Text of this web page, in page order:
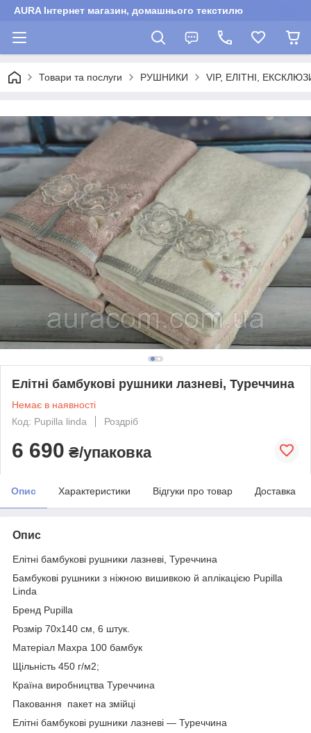
AURA Інтернет магазин, домашнього текстилю
Товари та послуги РУШНИКИ VIP, ЕЛІТНІ,
Елітні бамбукові рушники лазневі, Туреччина
Немає в наявності
Код: Pupilla linda
Роздріб
6 690 ₴/упаковка
Опис Характеристики Відгуки про товар Доставка
Опис
Елітні бамбукові рушники лазневі, Туреччина
Бамбукові рушники з ніжною вишивкою й аплікацією Pupilla
Linda
Бренд Pupilla
Розмір 70х140 см, 6 штук.
Матеріал Махра 100 бамбук
Щільність 450 г/м2;
Країна виробництва Туреччина
Паковання пакет на змійці
Елітні бамбукові рушники лазневі — Туреччина